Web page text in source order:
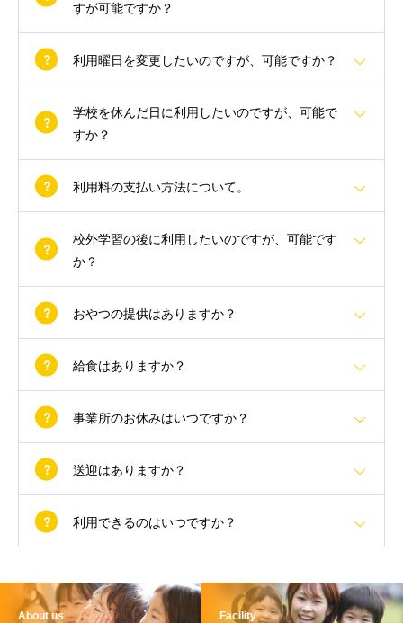
すが可能ですか？
利用曜日を変更したいのですが、可能ですか？
学校を休んだ日に利用したいのですが、可能で
すか？
利用料の支払い方法について。
校外学習の後に利用したいのですが、可能です
か？
おやつの提供はありますか？
給食はありますか？
事業所のお休みはいつですか？
送迎はありますか？
利用できるのはいつですか？
About us Facility